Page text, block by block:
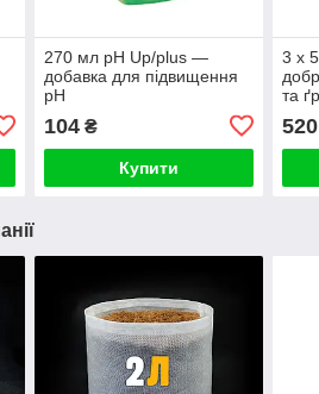
270 мл pH Up/plus —
добавка для підвищення
pH
104₴
Купити
3 х
та
520